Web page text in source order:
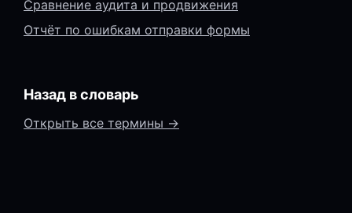
Сравнение аудита и продвижения
Отчёт по ошибкам отправки формы
Назад в словарь
Открыть все термины →